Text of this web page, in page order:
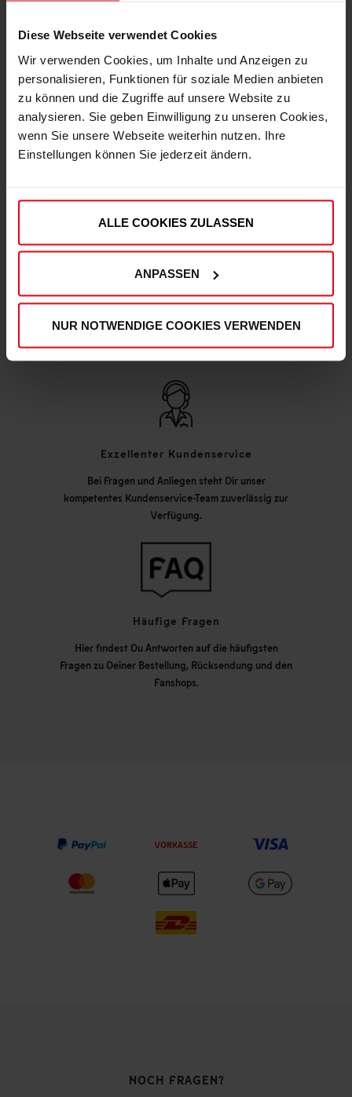
Diese Webseite verwendet Cookies
Wir verwenden Cookies, um Inhalte und Anzeigen zu
personalisieren, Funktionen für soziale Medien anbieten
zu können und die Zugriffe auf unsere Website zu
analysieren. Sie geben Einwilligung zu unseren Cookies,
wenn Sie unsere Webseite weiterhin nutzen. Ihre
Einstellungen können Sie jederzeit ändern.
ALLE COOKIES ZULASSEN
ANPASSEN
NUR NOTWENDIGE COOKIES VERWENDEN
Express Lieferung möglich
kannst Du deine Bestellung auch mit der
Qualitätskontrollen, um Deinen und unseren hohen
Qualitätsstandards zu entsprechen.
Exzellenter Kundenservice
Bei Fragen und Anliegen steht Dir unser
kompetentes Kundenservice-Team zuverlässig zur
Verfügung.
Häufige Fragen
Hier findest Du Antworten auf die häufigsten
Fragen zu Deiner Bestellung, Rücksendung und den
Fanshops.
VORKASSE
NOCH FRAGEN?